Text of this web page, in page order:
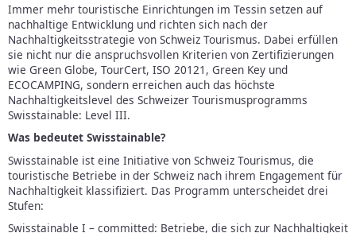
Immer mehr touristische Einrichtungen im Tessin setzen auf
nachhaltige Entwicklung und richten sich nach der
Nachhaltigkeitsstrategie von Schweiz Tourismus. Dabei erfüllen
sie nicht nur die anspruchsvollen Kriterien von Zertifizierungen
wie Green Globe, TourCert, ISO 20121, Green Key und
ECOCAMPING, sondern erreichen auch das höchste
Nachhaltigkeitslevel des Schweizer Tourismusprogramms
Swisstainable: Level III.
Was bedeutet Swisstainable?
Swisstainable ist eine Initiative von Schweiz Tourismus, die
touristische Betriebe in der Schweiz nach ihrem Engagement für
Nachhaltigkeit klassifiziert. Das Programm unterscheidet drei
Stufen:
Swisstainable I – committed: Betriebe, die sich zur Nachhaltigkeit